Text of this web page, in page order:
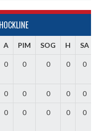
A PIM SOG H SA
0 0 0 0 0
0 0 0 0 0
0 0 0 0 0